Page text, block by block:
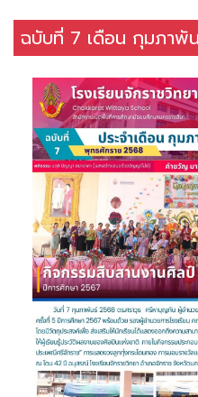
ฉบับที่ 7 เดือน กุมภาพั